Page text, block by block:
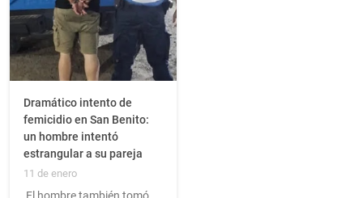
Dramático intento de
femicidio en San Benito:
un hombre intentó
estrangular a su pareja
11 de enero